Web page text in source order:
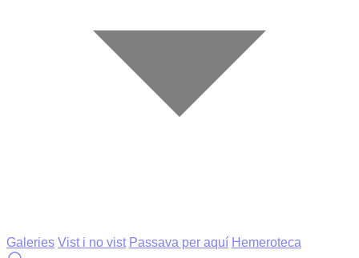
Galeries Vist i no vist Passava per aquí Hemeroteca